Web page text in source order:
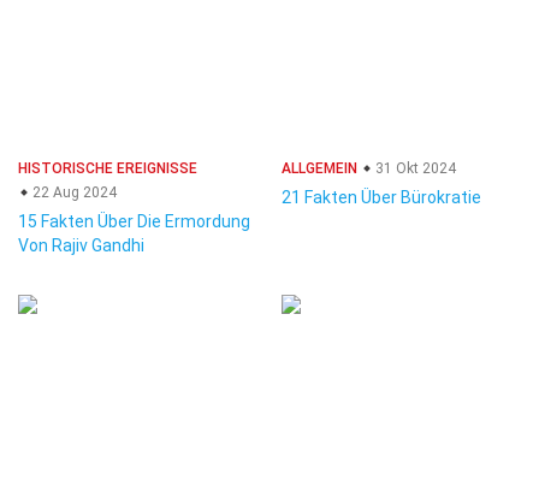
HISTORISCHE EREIGNISSE
22 Aug 2024
15 Fakten Über Die Ermordung
Von Rajiv Gandhi
ALLGEMEIN 31 Okt 2024
21 Fakten Über Bürokratie